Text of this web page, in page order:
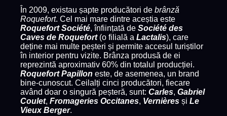
În 2009, existau șapte producători de brânză
Roquefort. Cel mai mare dintre aceștia este
Roquefort Société, înființată de Société des
Caves de Roquefort(o filială a Lactalis), care
deține mai multe peșteri și permite accesul turiștilor
în interior pentru vizite. Brânza produsă de ei
reprezintă aproximativ 60% din totalul producției.
Roquefort Papillon este, de asemenea, un brand
bine-cunoscut. Ceilalți cinci producători, fiecare
având doar o singură peșteră, sunt: Carles, Gabriel
Coulet, Fromageries Occitanes, Vernières și Le
Vieux Berger.